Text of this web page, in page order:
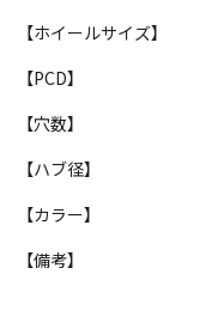
【ホイールサイズ】
【PCD】
【穴数】
【ハブ径】
【カラー】
【備考】